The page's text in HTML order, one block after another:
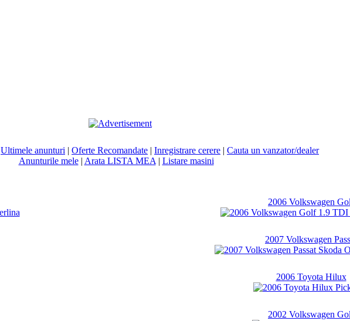
Ultimele anunturi | Oferte Recomandate | Inregistrare cerere | Cauta un vanzator/dealer
Anunturile mele| Arata LISTA MEA | Listare masini
2006 Volkswagen
2007 Volkswagen
2006 Toyota Hilux
2002 Volkswagen